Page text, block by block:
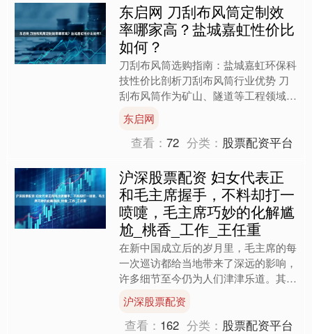
东启网 刀刮布风筒定制效
率哪家高？盐城嘉虹性价比
如何？
刀刮布风筒选购指南：盐城嘉虹环保科
技性价比剖析刀刮布风筒行业优势 刀
刮布风筒作为矿山、隧道等工程领域通
风系统的关键设备，有着不可替代的优
势。在这些环境中，通风至....
东启网
查看：72 分类： 股票配资平台
沪深股票配资 妇女代表正
和毛主席握手，不料却打一
喷嚏，毛主席巧妙的化解尴
尬_桃香_工作_王任重
在新中国成立后的岁月里，毛主席的每
一次巡访都给当地带来了深远的影响，
许多细节至今仍为人们津津乐道。其
中，在湖北孝感发生了一段略带尴尬却
也极富人情味的故事。毛主席....
沪深股票配资
查看： 162 分类： 股票配资平台